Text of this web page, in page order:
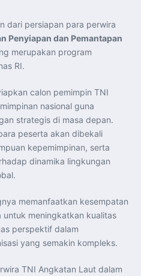
Repatriasi Artefak Budaya
Pembiayaan Demi Percepatan
Angkatan II Batch 1 Dibuka
Kesempatan Raih Pengalaman Kerja
Remaja AAU 2026, Tekankan
sebagai Bekal
Kemitraan ASEAN–Inggris yang
Global
dan Uni Eropa Perkuat
Kemitraan Strategis
Ekonomi ASEAN–Korea
Ketahanan Kawasan
Perkuat Ketahanan Ekonomi,
Kawasan
Ketahanan Kawasan lewat
Ekonomi, dan Kesehatan
5,75 Persen untuk Jaga
Program Makan Bergizi
dari persiapan para perwira
Penyiapan dan Pemantapan
merupakan program
RI.
calon pemimpin TNI
nasional guna
strategis di masa depan.
peserta akan dibekali
kepemimpinan, serta
dinamika lingkungan
memanfaatkan kesempatan
untuk meningkatkan kualitas
perspektif dalam
yang semakin kompleks.
TNI Angkatan Laut dalam